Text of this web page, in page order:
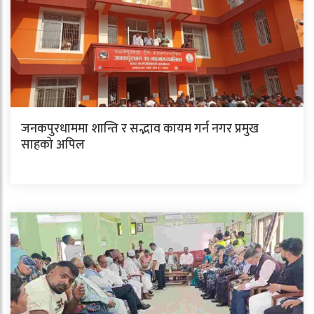
जनकपुरधाममा शान्ति र सद्भाव कायम गर्न नगर प्रमुख
साहको अपिल